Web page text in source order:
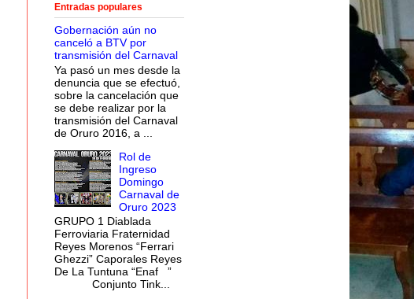
Entradas populares
Gobernación aún no
canceló a BTV por
transmisión del Carnaval
Ya pasó un mes desde la
denuncia que se efectuó,
sobre la cancelación que
se debe realizar por la
transmisión del Carnaval
de Oruro 2016, a ...
Rol de
Ingreso
Domingo
Carnaval de
Oruro 2023
GRUPO 1 Diablada
Ferroviaria Fraternidad
Reyes Morenos “Ferrari
Ghezzi” Caporales Reyes
De La Tuntuna “Enaf ”
Conjunto Tink...